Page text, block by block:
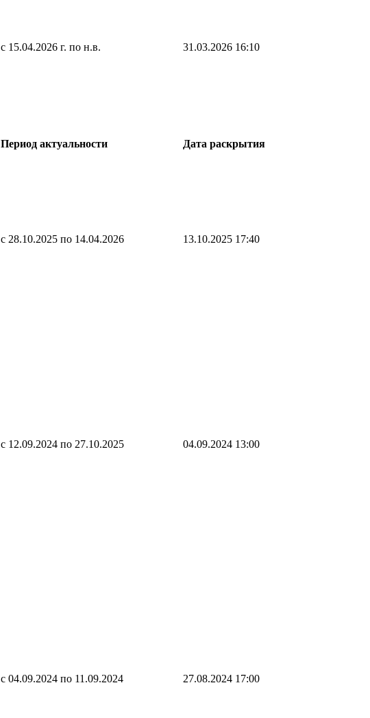
с 15.04.2026 г. по н.в. 31.03.2026 16:10
Период актуальности
Дата раскрытия
с 28.10.2025 по 14.04.2026 13.10.2025 17:40
с 12.09.2024 по 27.10.2025 04.09.2024 13:00
с 04.09.2024 по 11.09.2024 27.08.2024 17:00